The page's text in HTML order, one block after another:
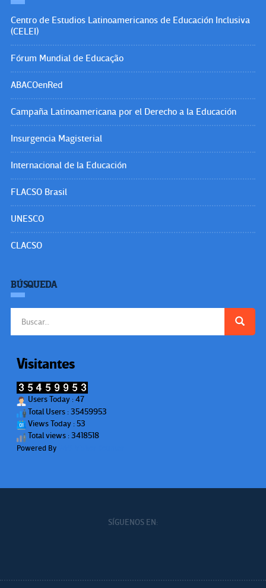
Centro de Estudios Latinoamericanos de Educación Inclusiva
(CELEI)
Fórum Mundial de Educação
ABACOenRed
Campaña Latinoamericana por el Derecho a la Educación
Insurgencia Magisterial
Internacional de la Educación
FLACSO Brasil
UNESCO
CLACSO
BÚSQUEDA
Visitantes
Users Today : 47
Total Users : 35459953
Views Today : 53
Total views : 3418518
Powered By
SÍGUENOS EN: